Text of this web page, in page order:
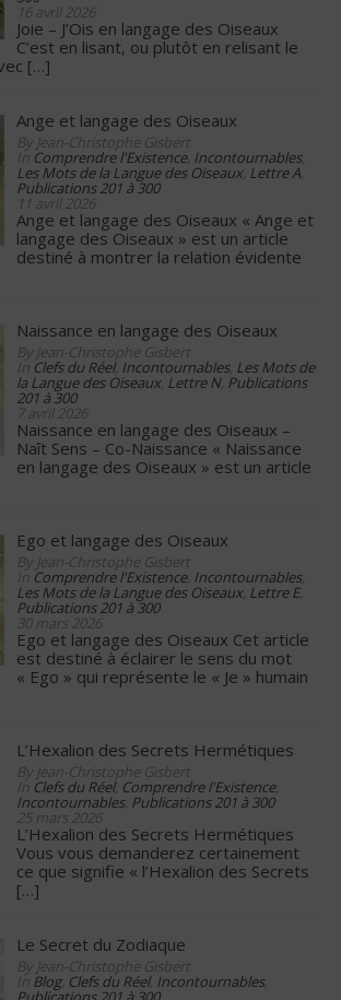
16 avril 2026
Joie – J’Ois en langage des Oiseaux
C’est en lisant, ou plutôt en relisant le
[…]
Ange et langage des Oiseaux
By Jean-Christophe Gisbert
In Comprendre l'Existence, Incontournables,
Les Mots de la Langue des Oiseaux, Lettre A,
Publications 201 à 300
11 avril 2026
Ange et langage des Oiseaux « Ange et
langage des Oiseaux » est un article
destiné à montrer la relation évidente
Naissance en langage des Oiseaux
By Jean-Christophe Gisbert
In Clefs du Réel, Incontournables, Les Mots de
la Langue des Oiseaux, Lettre N, Publications
201 à 300
7 avril 2026
Naissance en langage des Oiseaux –
Naît Sens – Co-Naissance « Naissance
en langage des Oiseaux » est un article
Ego et langage des Oiseaux
By Jean-Christophe Gisbert
In Comprendre l'Existence, Incontournables,
Les Mots de la Langue des Oiseaux, Lettre E,
Publications 201 à 300
30 mars 2026
Ego et langage des Oiseaux Cet article
est destiné à éclairer le sens du mot
« Ego » qui représente le « Je » humain
L’Hexalion des Secrets Hermétiques
By Jean-Christophe Gisbert
In Clefs du Réel, Comprendre l'Existence,
Incontournables, Publications 201 à 300
25 mars 2026
L’Hexalion des Secrets Hermétiques
Vous vous demanderez certainement
ce que signifie « l’Hexalion des Secrets
[…]
Le Secret du Zodiaque
By Jean-Christophe Gisbert
In Blog, Clefs du Réel, Incontournables,